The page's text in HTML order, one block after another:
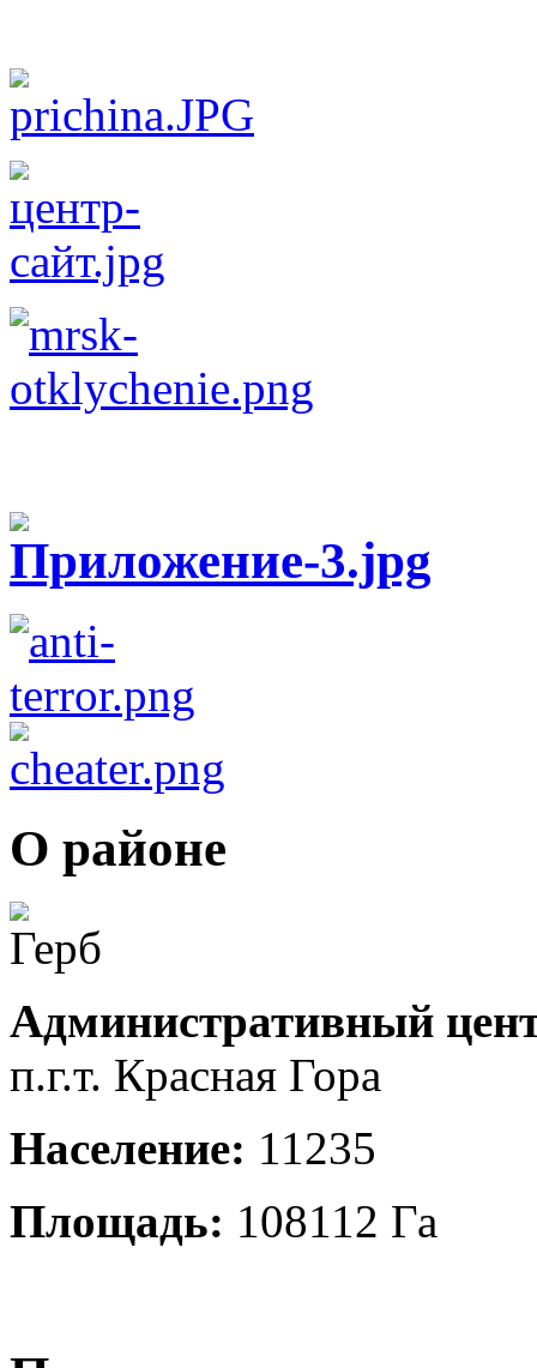
О районе
Административный
п.г.т. Красная Гора
Население: 11235
Площадь: 108112 Га